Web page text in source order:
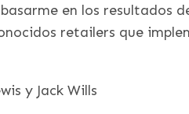
en los resultados
retailers que
y Jack Wills